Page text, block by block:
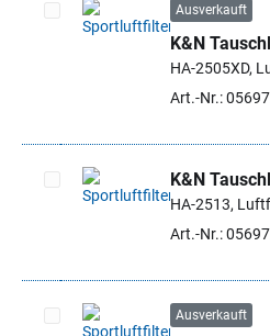
Artikel auswählen
Ausverkauft
K&N
HA-2505XD,
Art.-Nr.:
Artikel auswählen
K&N
HA-2513,
Art.-Nr.:
Ausverkauft